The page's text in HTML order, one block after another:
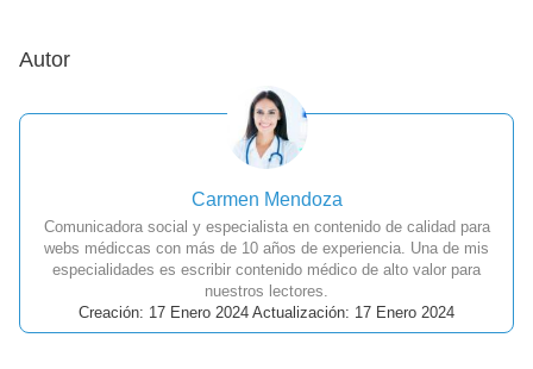
Autor
Carmen Mendoza
Comunicadora social y especialista en contenido de calidad para
webs médiccas con más de 10 años de experiencia. Una de mis
especialidades es escribir contenido médico de alto valor para
nuestros lectores.
Creación: 17 Enero 2024 Actualización: 17 Enero 2024